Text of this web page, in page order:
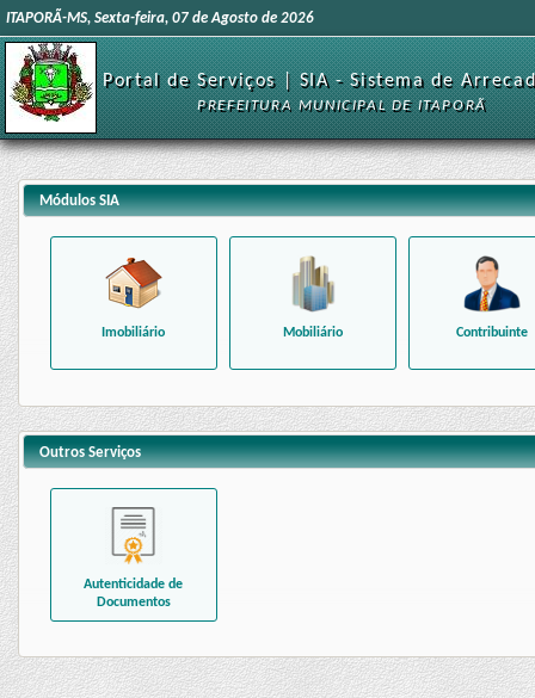
ITAPORÃ-MS, Sexta-feira, 07 de Agosto de 2026
Portal de Serviços | SIA - Sistema de
PREFEITURA MUNICIPAL DE ITAPORÃ
Módulos SIA
Imobiliário Mobiliário Contribuinte
Outros Serviços
Autenticidade de
Documentos